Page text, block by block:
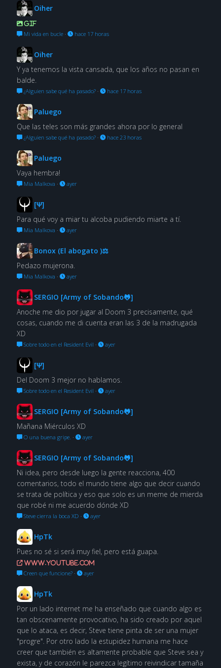
Oiher
GIF
Mi vida en bucle· hace 17 horas
Oiher
Y ya tenemos la vista cansada, que los años no pasan en
balde.
¿Alguien sabe qué ha pasado?· hace 17 horas
Paluego
Que las teles son más grandes ahora por lo general
¿Alguien sabe qué ha pasado?· hace 23 horas
Paluego
Vaya hembra!
Mia Malkova · ayer
[Ψ]
Para qué voy a miar tu alcoba pudiendo miarte a tí.
Mia Malkova · ayer
Bonox (El abogato )⚖
Pedazo mujerona.
Mia Malkova · ayer
SERGIO [Army of Sobando🐸]
Anoche me dio por jugar al Doom 3 precisamente, qué
cosas, cuando me di cuenta eran las 3 de la madrugada
XD
Sobre todo en el Resident Evil · ayer
[Ψ]
Del Doom 3 mejor no hablamos.
Sobre todo en el Resident Evil · ayer
SERGIO [Army of Sobando🐸]
Mañana Miérculos XD
O una buena gripe. · ayer
SERGIO [Army of Sobando🐸]
Ni idea, pero desde luego la gente reacciona, 400
comentarios, todo el mundo tiene algo que decir cuando
se trata de política y eso que solo es un meme de mierda
que robé ni me acuerdo dónde XD
Steve cierra la boca XD · ayer
HpTk
Pues no sé si será muy fiel, pero está guapa.
www.youtube.com
Creen que funcione?· ayer
HpTk
Por un lado internet me ha enseñado que cuando algo es
tan obscenamente provocativo, ha sido creado por aquel
que lo ataca, es decir, Steve tiene pinta de ser una mujer
"progre". Por otro lado la estupidez humana me hace
creer que también es altamente probable que Steve sea y
exista, y de corazón le parezca legítimo reivindicar tamaña